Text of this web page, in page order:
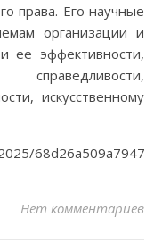
права. Его научные
организации и
ее эффективности,
искусственному
Нет комментариев